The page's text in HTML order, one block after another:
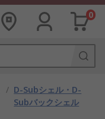
0
/ D-Subシェル・D-
Subバックシェル